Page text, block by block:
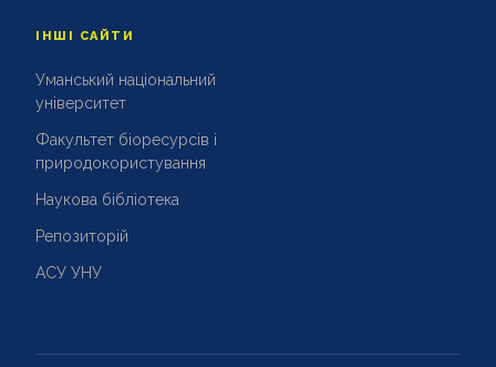
ІНШІ САЙТИ
Уманський національний
університет
Факультет біоресурсів і
природокористування
Наукова бібліотека
Репозиторій
АСУ УНУ